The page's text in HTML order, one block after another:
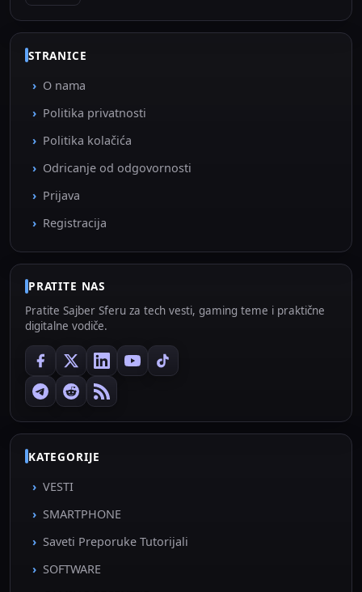
STRANICE
O nama
Politika privatnosti
Politika kolačića
Odricanje od odgovornosti
Prijava
Registracija
PRATITE NAS
Pratite Sajber Sferu za tech vesti, gaming teme i praktične
digitalne vodiče.
KATEGORIJE
VESTI
SMARTPHONE
Saveti Preporuke Tutorijali
SOFTWARE